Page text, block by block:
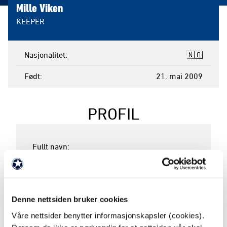
Denne nettsiden bruker cookies
Våre nettsider benytter informasjonskapsler (cookies).
Mille Viken
KEEPER
Nasjonalitet 🇳🇴
Født 21. mai 2009
PROFIL
@mille.viken
Fødested: